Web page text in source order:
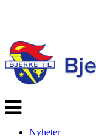
Veksle
navigasjon
Nyheter